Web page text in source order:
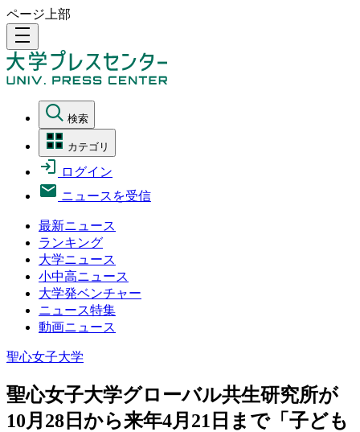
ページ上部
density_medium
検索
カテゴリ
ログイン
ニュースを受信
最新ニュース
ランキング
大学ニュース
小中高ニュース
大学発ベンチャー
ニュース特集
動画ニュース
聖心女子大学
聖心女子大学グローバル共生研究所が
10月28日から来年4月21日まで「子ども